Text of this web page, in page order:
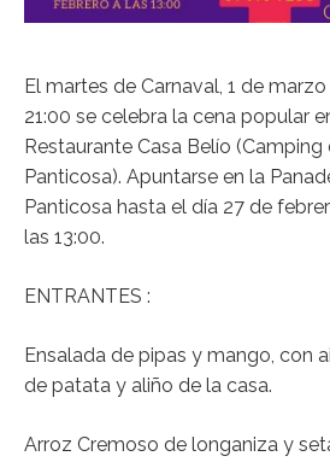
El martes de Carnaval, 1 de marzo
21:00 se celebra la cena popular
Restaurante Casa Belío (Camping
Panticosa). Apuntarse en la
Panticosa hasta el día 27 de
las 13:00.
ENTRANTES :
Ensalada de pipas y mango, con
de patata y aliño de la casa.
Arroz Cremoso de longaniza y